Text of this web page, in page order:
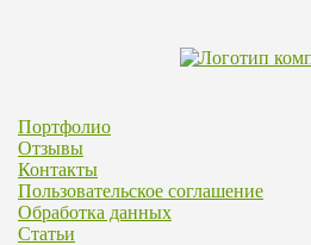
Портфолио
Отзывы
Контакты
Пользовательское соглашение
Обработка данных
Статьи